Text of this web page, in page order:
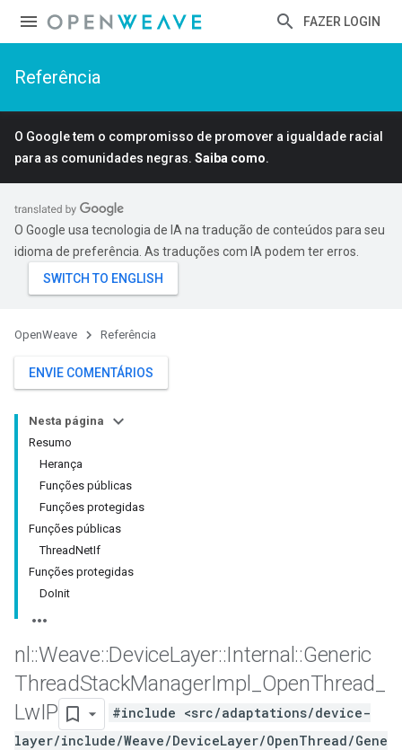
FAZER LOGIN
Referência
O Google tem o compromisso de promover a igualdade racial
para as comunidades negras. Saiba como.
O Google usa tecnologia de IA na tradução de conteúdos para seu
idioma de preferência. As traduções com IA podem ter erros.
OpenWeave Referência
ENVIE COMENTÁRIOS
Nesta página
Resumo
Herança
Funções públicas
Funções protegidas
Funções públicas
ThreadNetIf
Funções protegidas
DoInit
nl ::Weave::DeviceLayer::Internal ::Generic
ThreadStackManagerImpl OpenThread
LwIP
#include <src/adaptations/device-
layer/include/Weave/DeviceLayer/OpenThread/Gene